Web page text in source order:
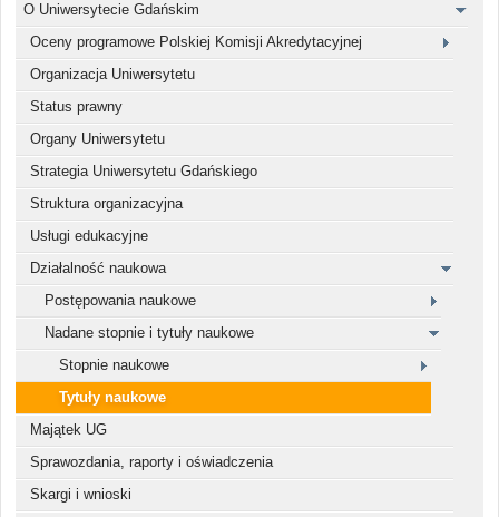
O Uniwersytecie Gdańskim
Oceny programowe Polskiej Komisji Akredytacyjnej
Organizacja Uniwersytetu
Status prawny
Organy Uniwersytetu
Strategia Uniwersytetu Gdańskiego
Struktura organizacyjna
Usługi edukacyjne
Działalność naukowa
Postępowania naukowe
Nadane stopnie i tytuły naukowe
Stopnie naukowe
Tytuły naukowe
Majątek UG
Sprawozdania, raporty i oświadczenia
Skargi i wnioski